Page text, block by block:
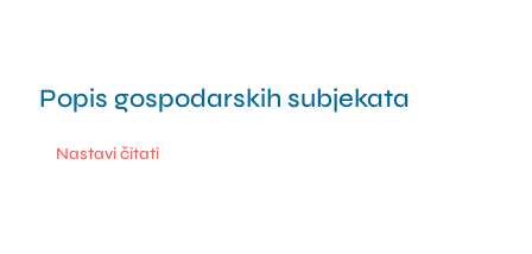
0.1 min read
Popis gospodarskih subjekata
Nastavi čitati